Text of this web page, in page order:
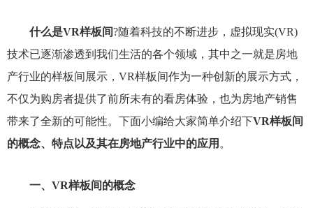
什么是VR样板间?随着科技的不断进步，虚拟现实(VR)
技术已逐渐渗透到我们生活的各个领域，其中之一就是房地
产行业的样板间展示，VR样板间作为一种创新的展示方式，
不仅为购房者提供了前所未有的看房体验，也为房地产销售
带来了全新的可能性。下面小编给大家简单介绍下VR样板间
的概念、特点以及其在房地产行业中的应用 。
一、VR样板间的概念